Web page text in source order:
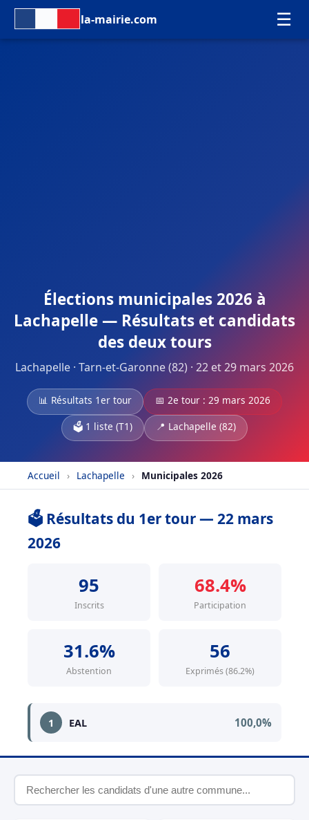
la-mairie.com ☰
Élections municipales 2026 à
Lachapelle — Résultats et candidats
des deux tours
Lachapelle · Tarn-et-Garonne (82) · 22 et 29 mars 2026
📊 Résultats 1er tour
📅 2e tour : 29 mars 2026
🗳️ 1 liste (T1)
📍 Lachapelle (82)
Accueil › Lachapelle › Municipales 2026
🗳️ Résultats du 1er tour — 22 mars
2026
95
Inscrits
68.4%
Participation
31.6%
Abstention
56
Exprimés (86.2%)
1 EAL 100,0%